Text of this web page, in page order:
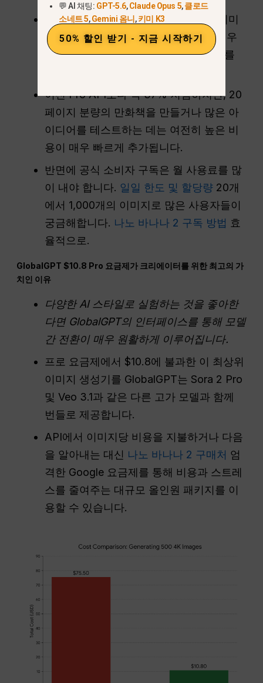
공식 개발자 API를 사용하는 경우 1K 이미
지의 경우 0.0672달러, 2K 이미지의 경우
0.101달러, 4K 이미지의 경우 0.151달러를
이전 Pro API보다 약 37% 저렴하지만, 20
페이지 분량의 만화책을 만들거나 많은 아
이디어를 테스트하는 데는 여전히 높은 비
용이 매우 빠르게 추가됩니다.
반면에 공식 소비자 구독은 월 사용료를 많
이 내야 합니다. 일일 한도 및 할당량 20개
에서 1,000개의 이미지로 많은 사용자들이
궁금해합니다. 나노 바나나 2 구독 방법 효
율적으로.
GlobalGPT $10.8 Pro 요금제가 크리에이터를 위한 최고의 가
치인 이유
다양한 AI 스타일로 실험하는 것을 좋아한
다면 GlobalGPT의 인터페이스를 통해 모델
간 전환이 매우 원활하게 이루어집니다.
프로 요금제에서 $10.8에 불과한 이 최상위
이미지 생성기를 GlobalGPT는 Sora 2 Pro
및 Veo 3.1과 같은 다른 고가 모델과 함께
번들로 제공합니다.
API에서 이미지당 비용을 지불하거나 다음
을 알아내는 대신 나노 바나나 2 구매처 엄
격한 Google 요금제를 통해 비용과 스트레
스를 줄여주는 대규모 올인원 패키지를 이
용할 수 있습니다.
💬 AI 채팅: GPT-5.6,Claude Opus 5,클로드
소네트 5,Gemini 옴니 ,키미 K3
50% 할인 받기 - 지금 시작하기